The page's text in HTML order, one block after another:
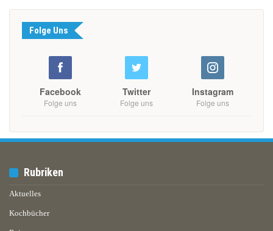
Folge Uns
Facebook
Folge uns
Twitter
Folge uns
Instagram
Folge uns
Rubriken
Aktuelles
Kochbücher